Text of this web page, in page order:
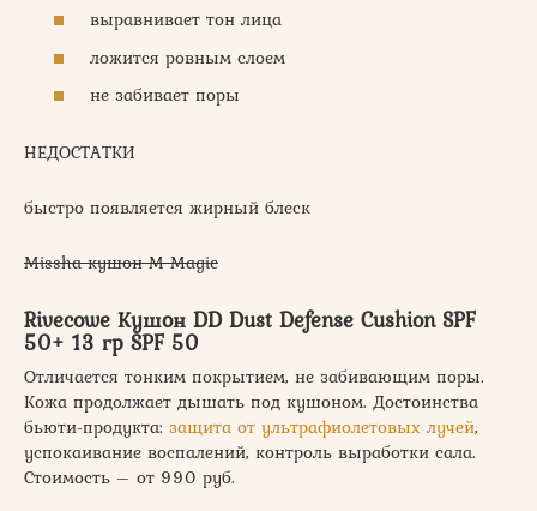
выравнивает тон лица
ложится ровным слоем
не забивает поры
НЕДОСТАТКИ
быстро появляется жирный блеск
Missha кушон M Magic
Rivecowe Кушон DD Dust Defense Cushion SPF
50+ 13 гр SPF 50
Отличается тонким покрытием, не забивающим поры.
Кожа продолжает дышать под кушоном. Достоинства
бьюти-продукта: защита от ультрафиолетовых лучей,
успокаивание воспалений, контроль выработки сала.
Стоимость – от 990 руб.